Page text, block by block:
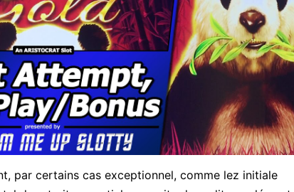
par certains cas exceptionnel, comme lez initiale